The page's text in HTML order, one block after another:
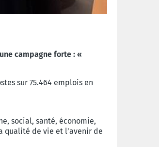
campagne forte : «
sur 75.464 emplois en
social, santé, économie,
qualité de vie et l’avenir de